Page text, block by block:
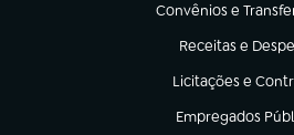
Convênios e
(abre em nova aba)
Receitas e
(abre em nova
Licitações e
(abre em nova
Empregados
(abre em nova